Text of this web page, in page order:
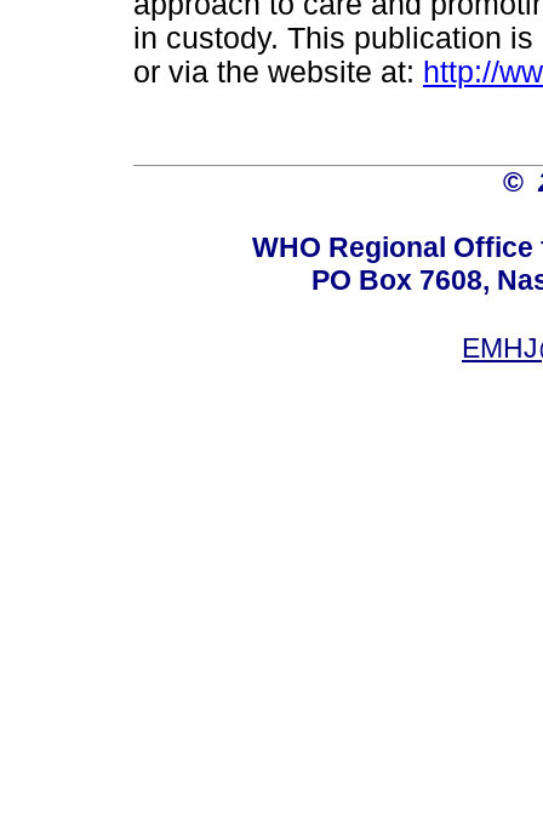
in custody. This publication
or via the website at: http://
©
WHO Regional
PO Box 7608,